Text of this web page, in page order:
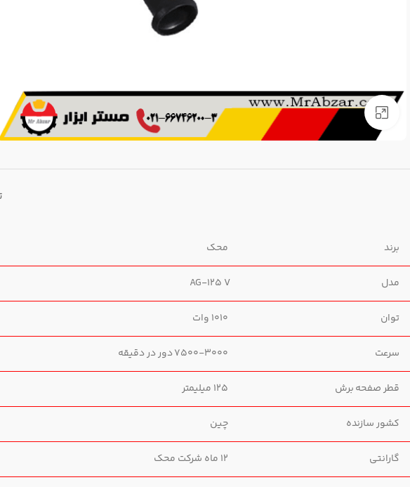
برای بزرگنمایی کلیک کنید
برند محک
مدل AG-125 V
توان
سرعت
قطر صفحه برش
کشور سازنده چین
گارانتی